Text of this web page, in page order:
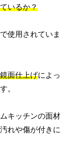
いるか？
使用されていま
鏡面仕上げによっ
。
キッチンの面材
れや傷が付きに